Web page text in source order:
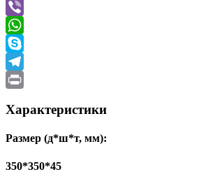
Twitter
Viber
WhatsApp
Skype
Telegram
Характеристики
Размер (д*ш*т, мм):
350*350*45